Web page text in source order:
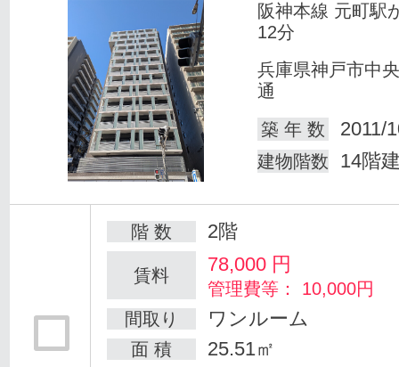
阪神本線 元町駅
12分
兵庫県神戸市中
通
築 年 数
2011/
建物階数 14階
階 数 2階
賃料 78,000 円
管理費等： 10,000円
間取り
ワンルーム
面 積 25.51㎡